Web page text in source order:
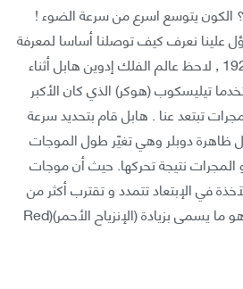
؟ الكون يتوسع اسرع من سرعة الضوء !
علينا نعرف كيف توصلنا أساسا لمعرفة
أن الكون يتوسع. في عام 1929 , لاحظ عالم الفلك إدوين هابل أثناء
تيليسكوب (هوكر) الذي كان الأكبر
تبتعد عنا . هابل قام بتحديد سرعة
ظاهرة دوبلر وهي تغيّر طول الموجات
المجرات نتيجة تحركها. حيث أن موجات
في الإبتعاد تتمدد و تقترب أكثر من
طول موجة اللون الأحمر. وهو ما يسمى بزيادة (الإنزياح الأحمر)(Red